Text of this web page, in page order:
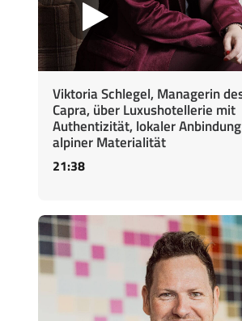
Viktoria Schlegel, Managerin
Capra, über Luxushotellerie mit
Authentizität, lokaler
alpiner Materialität
21:38